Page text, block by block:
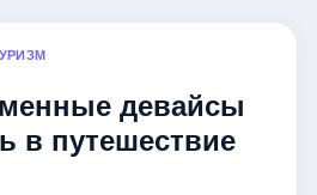
девайсы
в путешествие